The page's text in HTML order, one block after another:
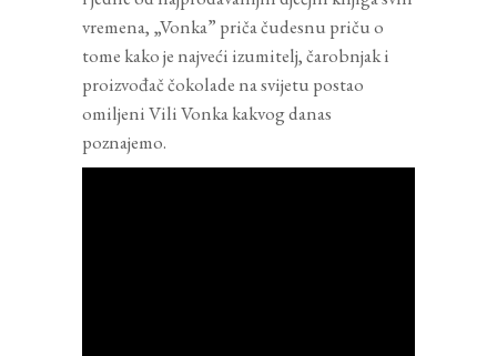
vremena, „Vonka” priča čudesnu priču o
tome kako je najveći izumitelj, čarobnjak i
proizvođač čokolade na svijetu postao
omiljeni Vili Vonka kakvog danas
poznajemo.